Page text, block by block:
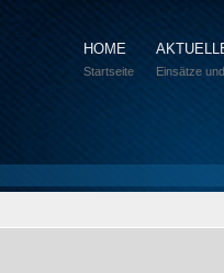
HOME
Startseite Einsätze